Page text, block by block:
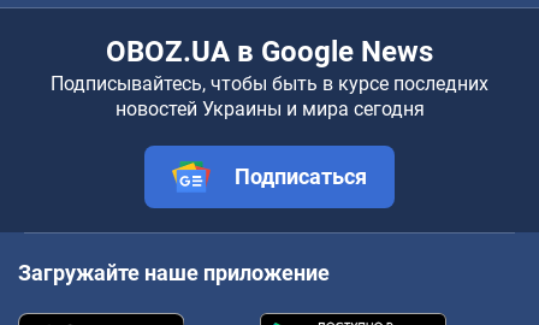
OBOZ.UA в Google News
Подписывайтесь, чтобы быть в курсе последних
новостей Украины и мира сегодня
Подписаться
Загружайте наше приложение